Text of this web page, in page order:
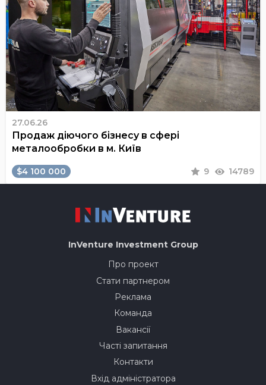
27.06.26
Продаж діючого бізнесу в сфері
металообробки в м. Київ
$4 100 000 9 14789
InVenture Investment Group
Про проект
Стати партнером
Реклама
Команда
Вакансії
Часті запитання
Контакти
Вхід адміністратора